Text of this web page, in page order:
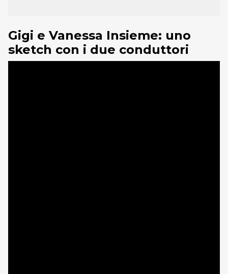
Gigi e Vanessa Insieme: uno
sketch con i due conduttori